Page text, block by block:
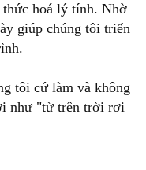
hoá lý tính. Nhờ
giúp chúng tôi triển
tôi cứ làm và không
như "từ trên trời rơi